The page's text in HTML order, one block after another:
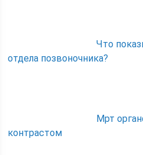
Что
отдела позвоночника?
Мрт
контрастом